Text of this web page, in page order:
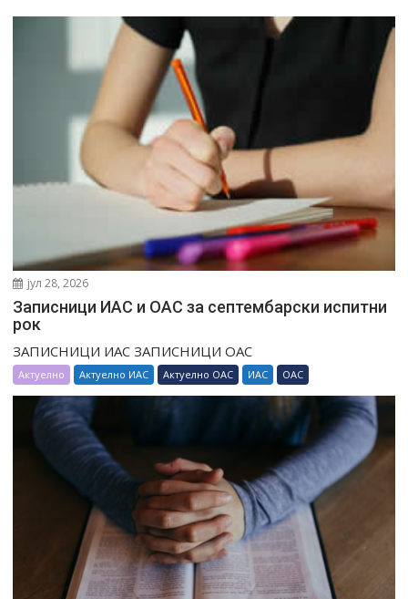
јул 28, 2026
Записници ИАС и ОАС за септембарски испитни
рок
ЗАПИСНИЦИ ИАС ЗАПИСНИЦИ ОАС
Актуелно Актуелно ИАС Актуелно ОАС ИАС ОАС